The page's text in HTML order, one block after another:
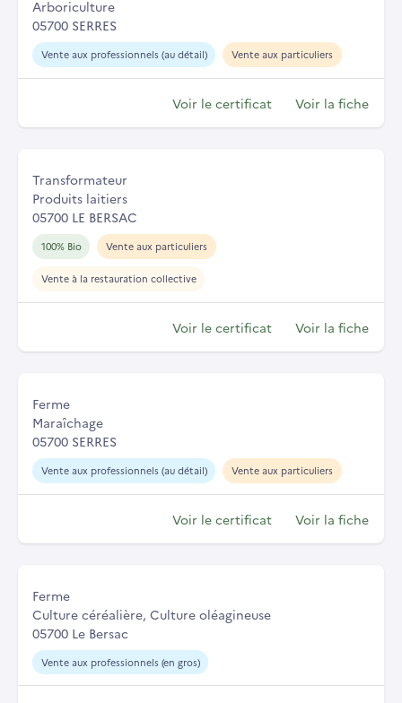
Arboriculture
05700 SERRES
Vente aux professionnels (au détail) Vente aux particuliers
Voir le certificat Voir la fiche
Transformateur
Produits laitiers
05700 LE BERSAC
100% Bio Vente aux particuliers
Vente à la restauration collective
Voir le certificat Voir la fiche
Ferme
Maraîchage
05700 SERRES
Vente aux professionnels (au détail) Vente aux particuliers
Voir le certificat Voir la fiche
Ferme
Culture céréalière, Culture oléagineuse
05700 Le Bersac
Vente aux professionnels (en gros)